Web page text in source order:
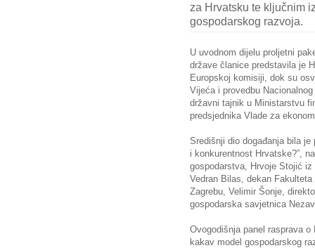
za Hrvatsku te ključnim
gospodarskog razvoja.
U uvodnom dijelu proljetni
države članice predstavila je
Europskoj komisiji, dok su
Vijeća i provedbu
državni tajnik u Ministarstvu
predsjednika Vlade za
Središnji dio događanja bila
i konkurentnost Hrvatske?”,
gospodarstva, Hrvoje Stojić
Vedran Bilas, dekan
Zagrebu, Velimir Šonje,
gospodarska savjetnica
Ovogodišnja panel rasprava
kakav model gospodarskog